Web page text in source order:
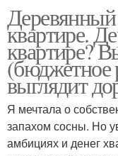
квартире.
квартире?
(бюджетное
выглядит
Я мечтала о
запахом сосны. Но
амбициях и денег